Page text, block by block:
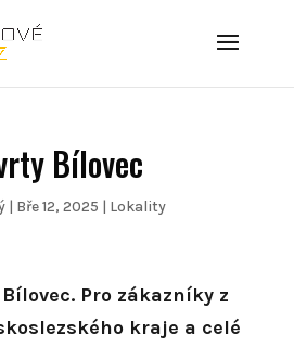
Bílovec
| Bře 12, 2025 | Lokality
Pro zákazníky z
kraje a celé